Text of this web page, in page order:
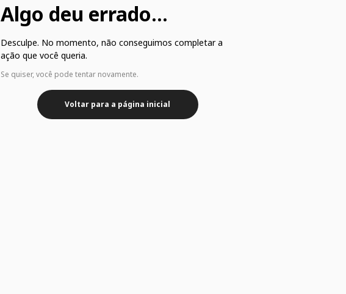
Algo deu errado...
Desculpe. No momento, não conseguimos completar a
ação que você queria.
Se quiser, você pode tentar novamente.
Voltar para a página inicial